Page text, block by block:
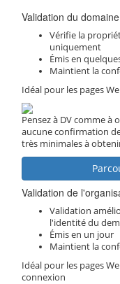
Validation du
Vérifie la
uniquement
Émis en
Maintient la
Idéal pour les pages
Pensez à DV comme
aucune confirmation
très minimales à
Validation de
Validation
l'identité du
Émis en un jour
Maintient la
Idéal pour les pages
connexion